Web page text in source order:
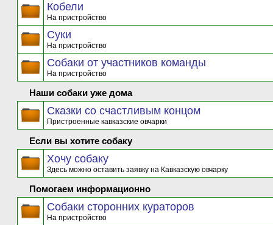
Кобели
На пристройство
Суки
На пристройство
Собаки от участников команды
На пристройство
Наши собаки уже дома
Сказки со счастливым концом
Пристроенные кавказские овчарки
Если вы хотите собаку
Хочу собаку
Здесь можно оставить заявку на Кавказскую овчарку
Помогаем информационно
Собаки сторонних кураторов
На пристройство